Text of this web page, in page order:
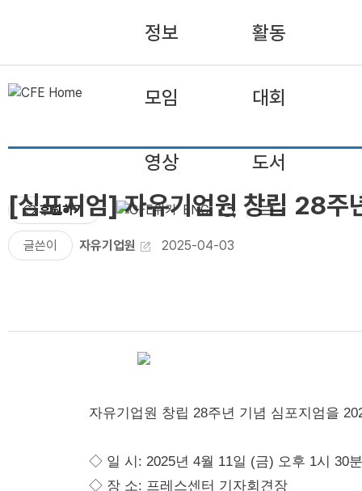
정보 활동
모임 대회
영상 도서
후원하기 ENG
[심포지엄] 자유기업원 창립 28주
글쓴이 자유기업원 2025-04-03
자유기업원 창립 28주년 기념 심포지엄을
◇ 일 시: 2025년 4월 11일 (금) 오후 1시 30분
◇ 장 소: 프레스센터 기자회견장